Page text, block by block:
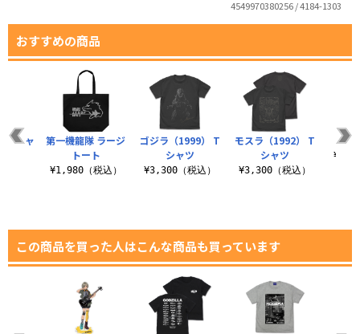
4549970380256 / 4184-1303
おすすめの商品
ゴジラ（1999） T
シャツ
¥3,300（税込）
モスラ（1992） T
シャツ
¥3,300（税込）
怪獣
Tシャ
第一機龍隊 ラージ
トート
¥1,980（税込）
この商品を買った人はこんな商品も買っています